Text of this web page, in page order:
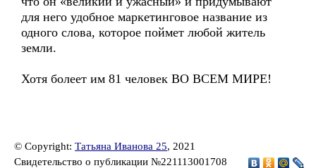
для него удобное маркетинговое название из
одного слова, которое поймет любой житель
земли.
Хотя болеет им 81 человек ВО ВСЕМ МИРЕ!
© Copyright: Татьяна Иванова 25, 2021
Свидетельство о публикации №221113001708